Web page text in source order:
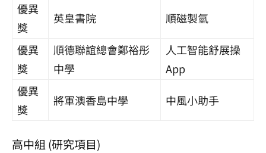
優異
獎
英皇書院 順磁製氫
優異
獎
順德聯誼總會鄭裕彤
中學
人工智能舒展操
App
優異
獎
將軍澳香島中學 中風小助手
高中組 (研究項目)